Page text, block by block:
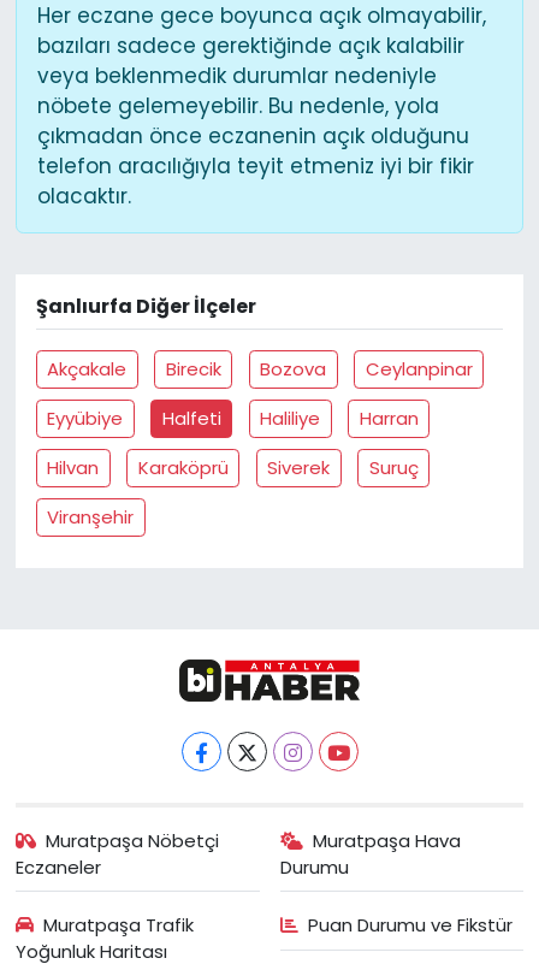
Her eczane gece boyunca açık olmayabilir,
bazıları sadece gerektiğinde açık kalabilir
veya beklenmedik durumlar nedeniyle
nöbete gelemeyebilir. Bu nedenle, yola
çıkmadan önce eczanenin açık olduğunu
telefon aracılığıyla teyit etmeniz iyi bir fikir
olacaktır.
Şanlıurfa Diğer İlçeler
Akçakale Birecik Bozova
Ceylanpinar
Eyyübiye
Halfeti Haliliye
Harran
Hilvan
Karaköprü Siverek
Suruç
Viranşehir
Muratpaşa Nöbetçi
Eczaneler
Muratpaşa Hava
Durumu
Muratpaşa Trafik
Yoğunluk Haritası
Puan Durumu ve Fikstür